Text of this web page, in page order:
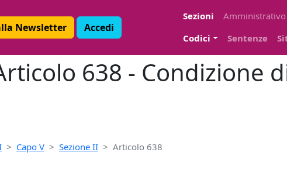
Newsletter Accedi
Sezioni
Amministrativo
Codici
Sentenze
638 - Condizione
Capo V Sezione II Articolo 638